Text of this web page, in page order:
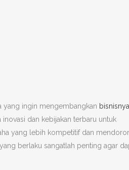
yang ingin mengembangkan bisnisnya
dan kebijakan terbaru untuk
yang lebih kompetitif dan
berlaku sangatlah penting agar